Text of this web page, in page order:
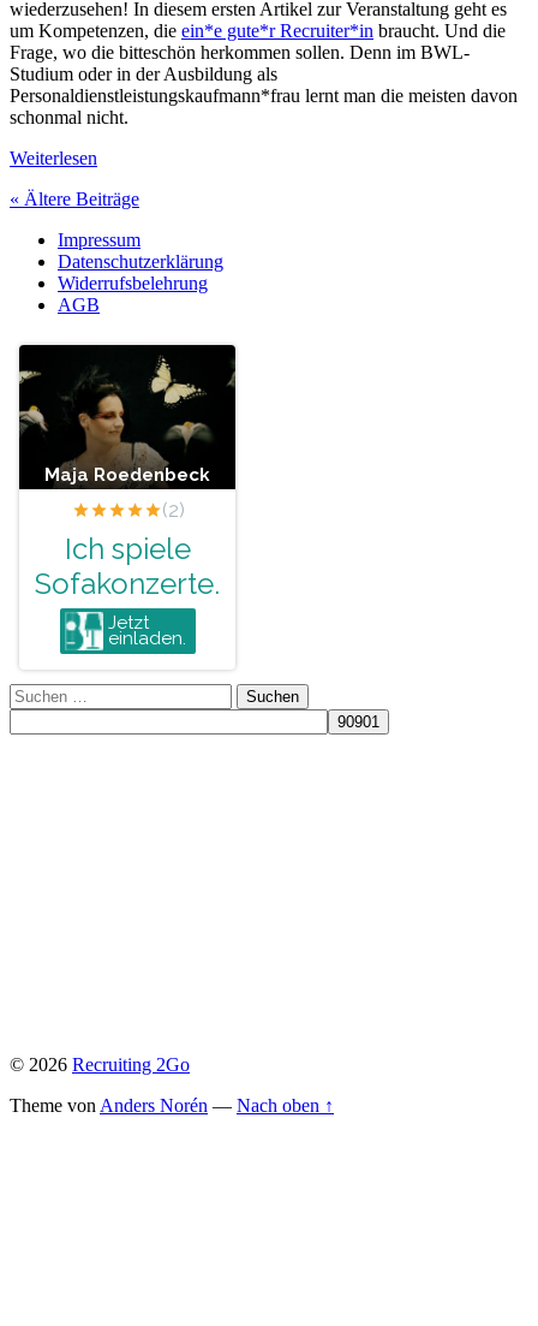
wiederzusehen! In diesem ersten Artikel zur Veranstaltung geht es
um Kompetenzen, die ein*e gute*r Recruiter*in braucht. Und die
Frage, wo die bitteschön herkommen sollen. Denn im BWL-
Studium oder in der Ausbildung als
Personaldienstleistungskaufmann*frau lernt man die meisten davon
schonmal nicht.
Weiterlesen
« Ältere Beiträge
Impressum
Datenschutzerklärung
Widerrufsbelehrung
AGB
Suchen
nach:
© 2026 Recruiting 2Go
Theme von Anders Norén — Nach oben ↑